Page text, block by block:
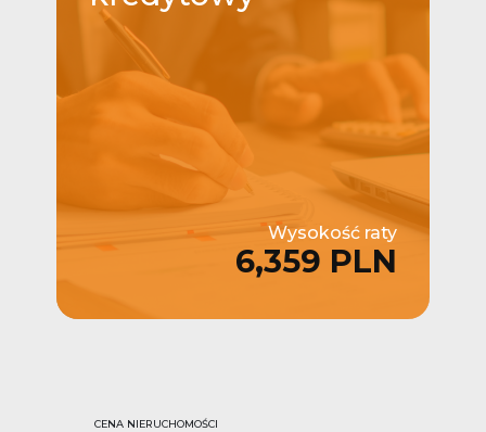
Wysokość raty
6,359 PLN
CENA NIERUCHOMOŚCI